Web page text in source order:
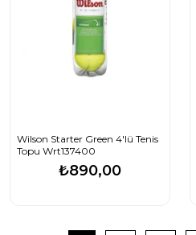
Wilson Starter Green 4'lü Tenis
Topu Wrt137400
₺890,00